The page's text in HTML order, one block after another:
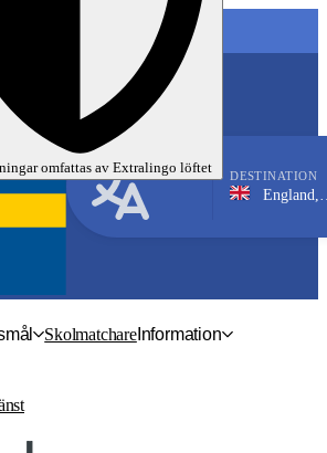
omfattas av Extralingo löftet
SPRÅK
DESTINATION
England, London
SkolmatchareInformation